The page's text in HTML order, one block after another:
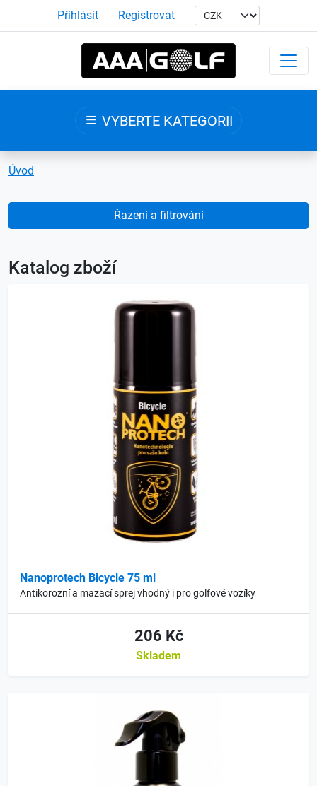
Přihlásit Registrovat
VYBERTE KATEGORII
Úvod
Řazení a filtrování
Katalog zboží
Nanoprotech Bicycle 75 ml
Antikorozní a mazací sprej vhodný i pro golfové vozíky
206 Kč
Skladem